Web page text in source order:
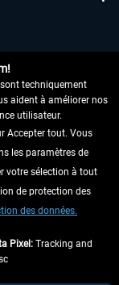
techniquement
aident à améliorer nos
utilisateur.
Accepter tout. Vous
les paramètres de
votre sélection à tout
de protection des
des données.
Pixel: Tracking and